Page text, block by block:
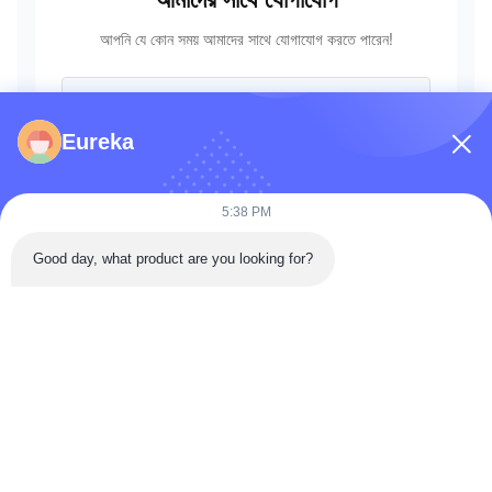
আপনি যে কোন সময় আমাদের সাথে যোগাযোগ করতে পারেন!
Eureka
5:38 PM
Good day, what product are you looking for?